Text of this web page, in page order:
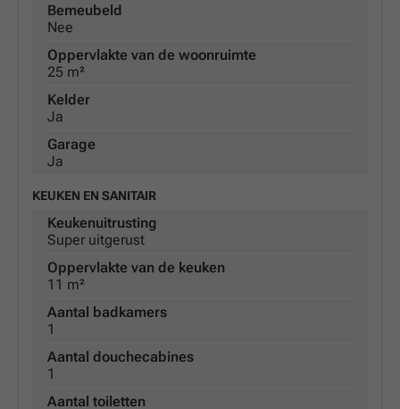
Bemeubeld
Nee
Oppervlakte van de woonruimte
25 m²
Kelder
Ja
Garage
Ja
KEUKEN EN SANITAIR
Keukenuitrusting
Super uitgerust
Oppervlakte van de keuken
11 m²
Aantal badkamers
1
Aantal douchecabines
1
Aantal toiletten